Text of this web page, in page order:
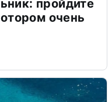
пройдите
очень